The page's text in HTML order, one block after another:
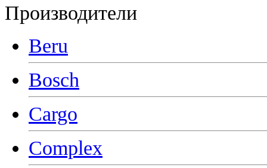
Производители
Beru
Bosch
Cargo
Complex